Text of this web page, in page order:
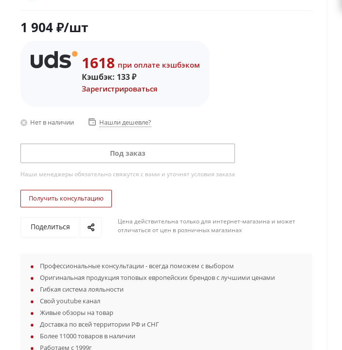
1 904₽/шт
1618 при оплате кэшбэком
Кэшбэк: 133₽
Зарегистрироваться
Нет в наличии Нашли дешевле?
Под заказ
Наши менеджеры обязательно свяжутся с вами и уточнят условия заказа
Получить консультацию
Поделиться
Цена действительна только для интернет-магазина и может
отличаться от цен в розничных магазинах
Профессиональные консультации - всегда поможем с выбором
Оригинальная продукция топовых европейских брендов с лучшими ценами
Гибкая система лояльности
Свой youtube канал
Живые обзоры на товар
Доставка по всей территории РФ и СНГ
Более 11000 товаров в наличии
Работаем с 1999г